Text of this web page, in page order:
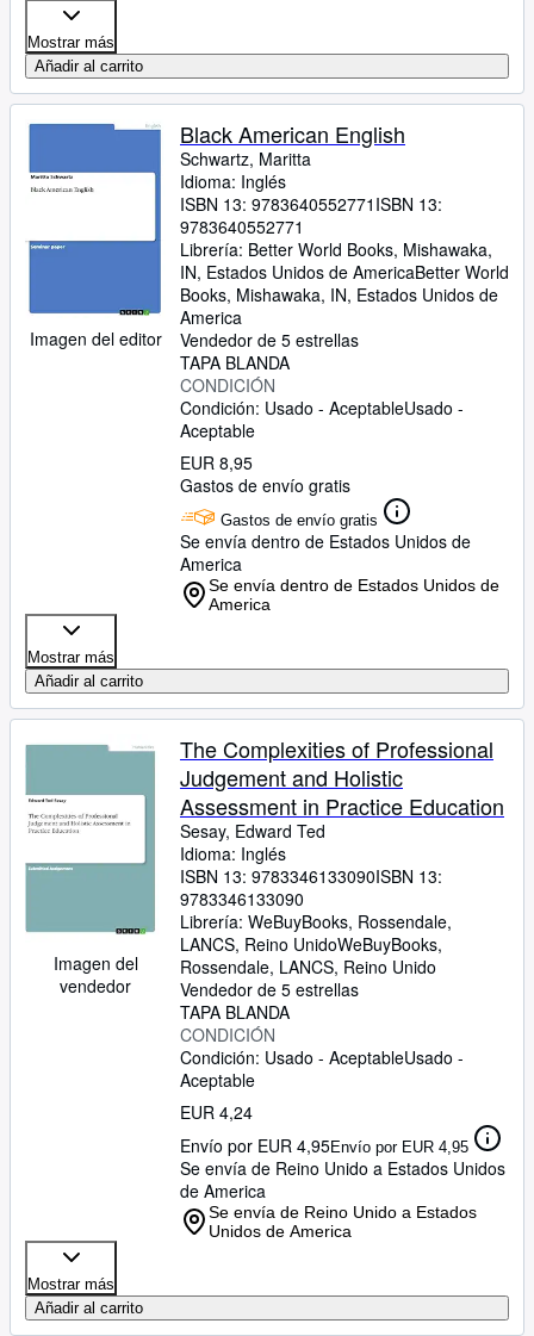
Mostrar más
Añadir al carrito
Imagen del editor
Black American English
Schwartz, Maritta
Idioma: Inglés
ISBN 13: 9783640552771 ISBN 13:
9783640552771
Librería: Better World Books, Mishawaka,
IN, Estados Unidos de AmericaBetter World
Books, Mishawaka, IN, Estados Unidos de
America
Vendedor de 5 estrellas
TAPA BLANDA
CONDICIÓN
Condición: Usado - AceptableUsado -
Aceptable
EUR 8,95
Gastos de envío gratis
Gastos de envío gratis
Se envía dentro de Estados Unidos de
America
Se envía dentro de Estados Unidos de
America
Mostrar más
Añadir al carrito
Imagen del
vendedor
The Complexities of Professional
Judgement and Holistic
Assessment in Practice Education
Sesay, Edward Ted
Idioma: Inglés
ISBN 13: 9783346133090ISBN 13:
9783346133090
Librería: WeBuyBooks, Rossendale,
LANCS, Reino UnidoWeBuyBooks,
Rossendale, LANCS, Reino Unido
Vendedor de 5 estrellas
TAPA BLANDA
CONDICIÓN
Condición: Usado - AceptableUsado -
Aceptable
EUR 4,24
Envío por EUR 4,95Envío por EUR 4,95
Se envía de Reino Unido a Estados Unidos
de America
Se envía de Reino Unido a Estados
Unidos de America
Mostrar más
Añadir al carrito